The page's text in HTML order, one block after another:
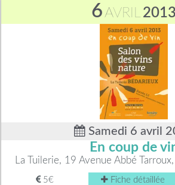
6AVRIL2013
Samedi 6 avril
En coup de
La Tuilerie, 19 Avenue Abbé
5€ Fiche détaillée